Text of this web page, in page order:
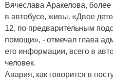
Вячеслава Аракелова,
в автобусе, живы. «Двое
12, по предварительным
помощи», - отмечал глава
его информации, всего в
человек.
Авария, как говорится в